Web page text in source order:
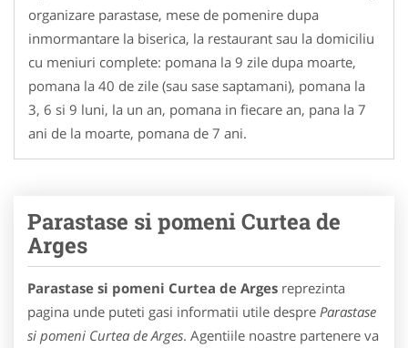
organizare parastase, mese de pomenire dupa
inmormantare la biserica, la restaurant sau la domiciliu
cu meniuri complete: pomana la 9 zile dupa moarte,
pomana la 40 de zile (sau sase saptamani), pomana la
3, 6 si 9 luni, la un an, pomana in fiecare an, pana la 7
ani de la moarte, pomana de 7 ani.
Parastase si pomeni Curtea de
Arges
Parastase si pomeni Curtea de Arges reprezinta
pagina unde puteti gasi informatii utile despre Parastase
si pomeni Curtea de Arges. Agentiile noastre partenere va